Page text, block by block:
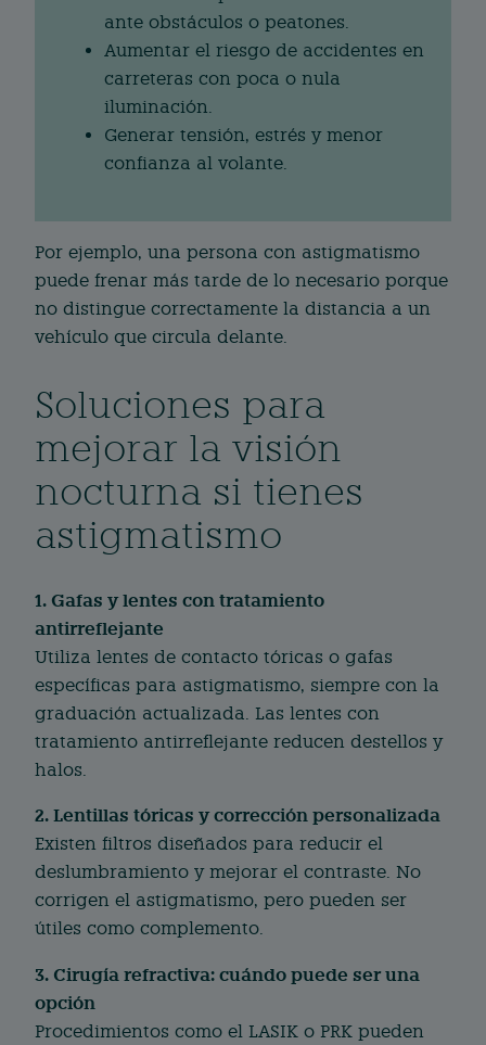
ante obstáculos o peatones.
Aumentar el riesgo de accidentes en
carreteras con poca o nula
iluminación.
Generar tensión, estrés y menor
confianza al volante.
Por ejemplo, una persona con astigmatismo
puede frenar más tarde de lo necesario porque
no distingue correctamente la distancia a un
vehículo que circula delante.
Soluciones para
mejorar la visión
nocturna si tienes
astigmatismo
1. Gafas y lentes con tratamiento
antirreflejante
Utiliza lentes de contacto tóricas o gafas
específicas para astigmatismo, siempre con la
graduación actualizada. Las lentes con
tratamiento antirreflejante reducen destellos y
halos.
2. Lentillas tóricas y corrección personalizada
Existen filtros diseñados para reducir el
deslumbramiento y mejorar el contraste. No
corrigen el astigmatismo, pero pueden ser
útiles como complemento.
3. Cirugía refractiva: cuándo puede ser una
opción
Procedimientos como el LASIK o PRK pueden